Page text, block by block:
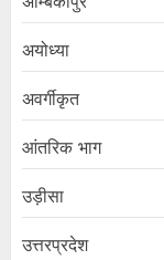
अयोध्या
अवर्गीकृत
आंतरिक भाग
उड़ीसा
उत्तरप्रदेश